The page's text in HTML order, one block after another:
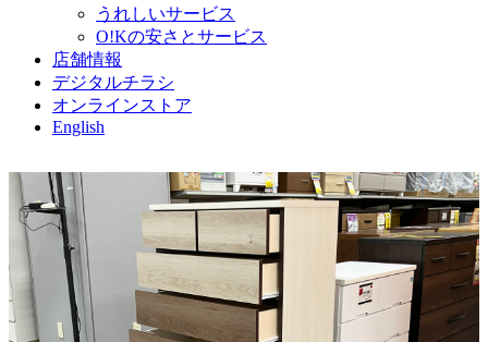
うれしいサービス
O!Kの安さとサービス
店舗情報
デジタルチラシ
オンラインストア
English